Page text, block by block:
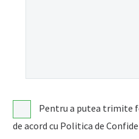
Pentru a putea trimite
de acord cu Politica de